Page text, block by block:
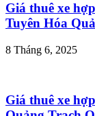
Giá thuê xe
Tuyên Hóa
8 Tháng 6, 2025
Giá thuê xe